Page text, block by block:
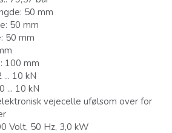
50 mm
50 mm
50 mm
100 mm
10 kN
... 10 kN
vejecelle ufølsom over for
Volt, 50 Hz, 3,0 kW